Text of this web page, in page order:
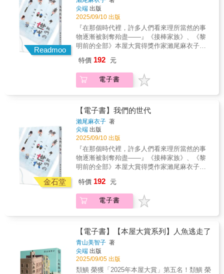
Readmoo
尖端 出版
2025/09/10 出版
『在那個時代裡，許多人們看來理所當然的事
物逐漸被剝奪殆盡——』《接棒家族》、《黎
明前的全部》本屋大賞得獎作家瀨尾麻衣子，
念頭，想著那幾年過的日子到底算什麼。雖然
這麼想，但那些歲月也確實為今日的我們帶來
一連串影響——致活在後疫情時代下的我們，
的日子裡，無論是大人還是孩童，大家都形同
在困境中前行。等到這段日子過去，人們又必
須面臨另一段截然不同的日常。冴和心晴剛升
上小學三年級的那年，周遭開始流行一種未曾
出現過的傳染病，兩名少女被迫過上處處受限
的生活。因出自身邊只剩母親的單親家庭，冴
就讀中學後屢屢遭受霸凌，然而在隔離的日子
裡，她與母親有了更多的接觸，也逐漸受到母
親開朗樂觀的性格渲染，找回失去的自信。但
後，錯失上學的契機，封閉內心的她把自己關
在家中，足不出戶。隨著時間逐漸遞進，生逢
疫情時代下的孩子們長大成人，卻也成為人們
習與人締結關係的她們，又將如何在回歸群體
生活的人群中，打破迷惘找到自己的定位呢？
特價 192 元
電子書
金石堂
【電子書】我們的世代
瀨尾麻衣子 著
尖端 出版
2025/09/10 出版
『在那個時代裡，許多人們看來理所當然的事
物逐漸被剝奪殆盡——』《接棒家族》、《黎
明前的全部》本屋大賞得獎作家瀨尾麻衣子，
念頭，想著那幾年過的日子到底算什麼。雖然
這麼想，但那些歲月也確實為今日的我們帶來
一連串影響——致活在後疫情時代下的我們，
的日子裡，無論是大人還是孩童，大家都形同
在困境中前行。等到這段日子過去，人們又必
須面臨另一段截然不同的日常。冴和心晴剛升
上小學三年級的那年，周遭開始流行一種未曾
出現過的傳染病，兩名少女被迫過上處處受限
特價 192 元
電子書
【電子書】【本屋大賞系列】人魚逃走了
青山美智子 著
尖端 出版
2025/09/05 出版
頽鱑 榮獲「2025年本屋大賞」第五名！頽鱑 榮